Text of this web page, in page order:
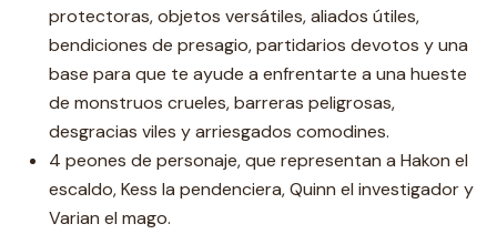
protectoras, objetos versátiles, aliados útiles,
bendiciones de presagio, partidarios devotos y una
base para que te ayude a enfrentarte a una hueste
de monstruos crueles, barreras peligrosas,
desgracias viles y arriesgados comodines.
4 peones de personaje, que representan a Hakon el
escaldo, Kess la pendenciera, Quinn el investigador y
Varian el mago.